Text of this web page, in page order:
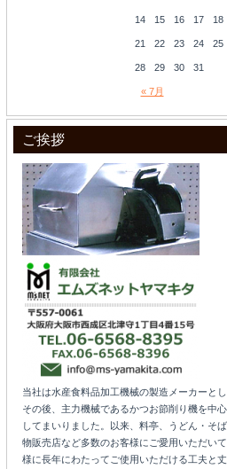
« 7月
14 15 16 17 18
21 22 23 24 25
28 29 30 31
ご挨拶
当社は水産食料品加工機械の製造メーカーと
その後、主力機械であるかつお節削り機を中
してまいりました。以来、料亭、うどん・そ
物販売店など多数のお客様にご愛用いただい
様に長年にわたってご使用いただける工夫と